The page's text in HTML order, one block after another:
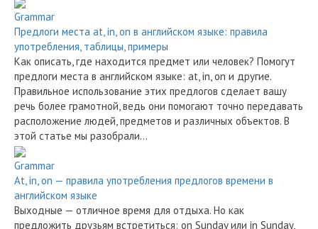
Grammar
Предлоги места at, in, on в английском языке: правила
употребления, таблицы, примеры
Как описать, где находится предмет или человек? Помогут
предлоги места в английском языке: at, in, on и другие.
Правильное использование этих предлогов сделает вашу
речь более грамотной, ведь они помогают точно передавать
расположение людей, предметов и различных объектов. В
этой статье мы разобрали…
Grammar
At, in, on — правила употребления предлогов времени в
английском языке
Выходные — отличное время для отдыха. Но как
предложить друзьям встретиться: on Sunday или in Sunday,